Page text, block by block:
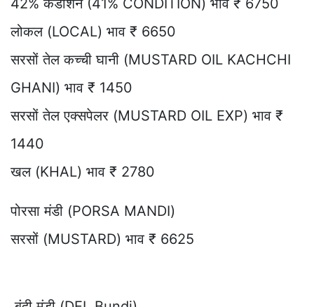
42% कंडीशन (41% CONDITION) भाव ₹ 6750
लोकल (LOCAL) भाव ₹ 6650
सरसों तेल कच्ची घानी (MUSTARD OIL KACHCHI
GHANI) भाव ₹ 1450
सरसों तेल एक्सपेलर (MUSTARD OIL EXP) भाव ₹
1440
खल (KHAL) भाव ₹ 2780
पोरसा मंडी (PORSA MANDI)
सरसों (MUSTARD) भाव ₹ 6625